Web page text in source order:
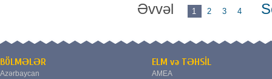
Əvvəl 1 2 3 4
BÖLMƏLƏR
Azərbaycan
ELM və TƏHSİL
AMEA